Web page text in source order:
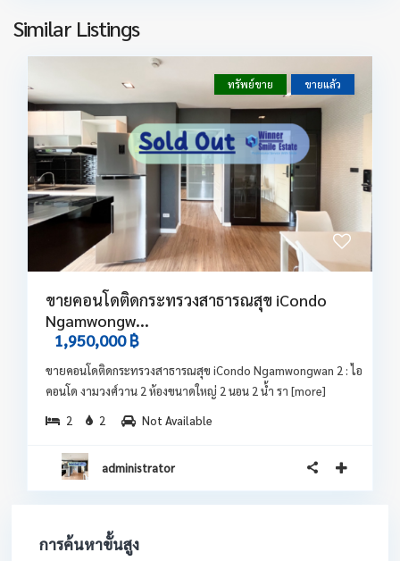
Similar Listings
ทรัพย์ขาย ขายแล้ว
ขายคอนโดติดกระทรวงสาธารณสุข iCondo
Ngamwongw...
1,950,000 ฿
ขายคอนโดติดกระทรวงสาธารณสุข iCondo Ngamwongwan 2 : ไอ
คอนโด งามวงศ์วาน 2 ห้องขนาดใหญ่ 2 นอน 2 น้ำ รา [more]
2
2 Not Available
administrator
การค้นหาขั้นสูง